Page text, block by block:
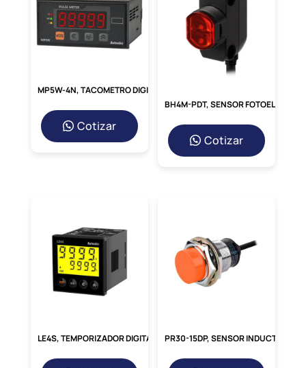
velocidad del motor a las demandas
reales de la carga, evitando el
funcionamiento a plena potencia cuando
picos de corriente y los golpes
mecánicos durante el arranque,
protegiendo tanto el motor como la
en procesos como bombas, ventiladores
ytransportadores.
Reducción del Estrés Mecánico:Al
suavizar las operaciones, se disminuye el
desgaste en componentes como
Aplicaciones Ideales para el
Cotizar
Cotizar